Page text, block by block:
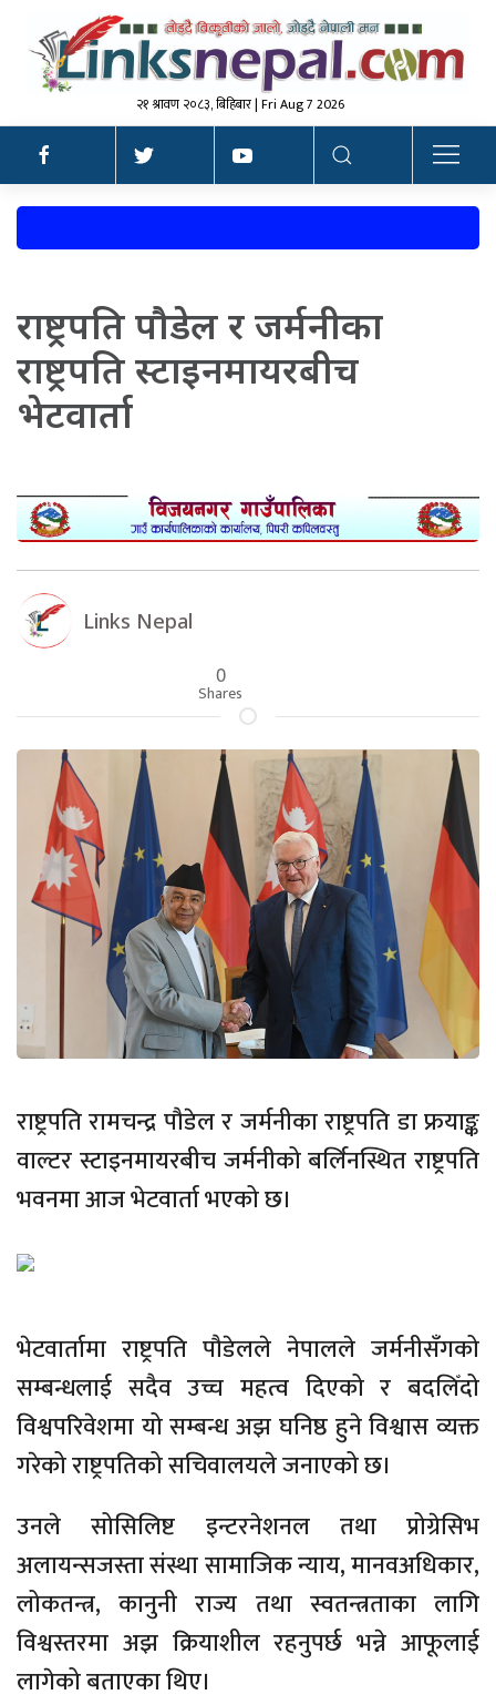
२१ श्रावण २०८३, बिहिबार | Fri Aug 7 2026
राष्ट्रपति पौडेल र जर्मनीका
राष्ट्रपति स्टाइनमायरबीच
भेटवार्ता
Links Nepal
0
Shares
राष्ट्रपति रामचन्द्र पौडेल र जर्मनीका राष्ट्रपति डा फ्रयाङ्क
वाल्टर स्टाइनमायरबीच जर्मनीको बर्लिनस्थित राष्ट्रपति
भवनमा आज भेटवार्ता भएको छ।
भेटवार्तामा राष्ट्रपति पौडेलले नेपालले जर्मनीसँगको
सम्बन्धलाई सदैव उच्च महत्व दिएको र बदलिँदो
विश्वपरिवेशमा यो सम्बन्ध अझ घनिष्ठ हुने विश्वास व्यक्त
गरेको राष्ट्रपतिको सचिवालयले जनाएको छ।
उनले सोसिलिष्ट इन्टरनेशनल तथा प्रोग्रेसिभ
अलायन्सजस्ता संस्था सामाजिक न्याय, मानवअधिकार,
लोकतन्त्र, कानुनी राज्य तथा स्वतन्त्रताका लागि
विश्वस्तरमा अझ क्रियाशील रहनुपर्छ भन्ने आफूलाई
लागेको बताएका थिए।